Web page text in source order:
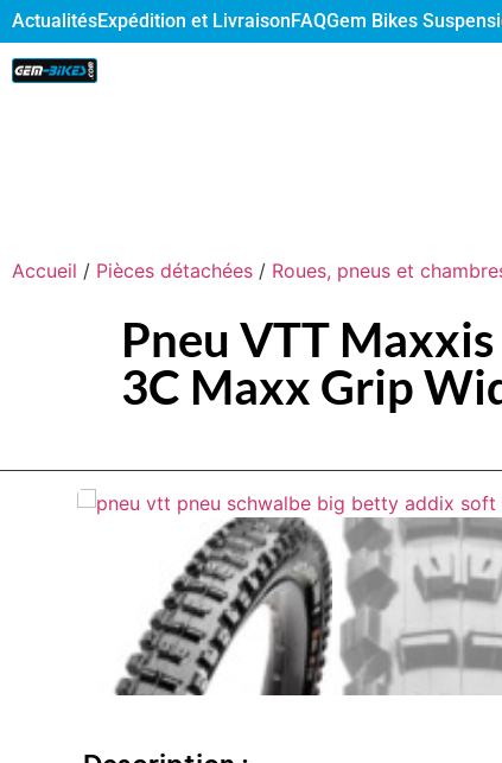
ActualitésExpédition et LivraisonFAQGem Bikes
Accueil / Pièces détachées / Roues, pneus et
Pneu VTT
3C Maxx Grip